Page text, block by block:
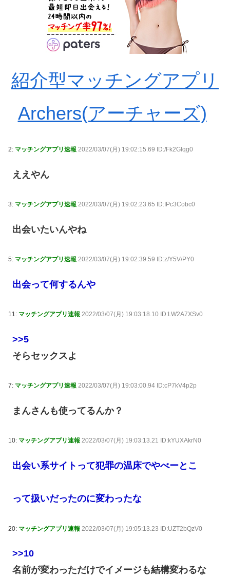
紹介型マッチングアプリ
Archers(アーチャーズ)
2: マッチングアプリ速報 2022/03/07(月) 19:02:15.69 ID:/Fk2Glqg0
ええやん
3: マッチングアプリ速報 2022/03/07(月) 19:02:23.65 ID:IPc3Cobc0
出会いたいんやね
5: マッチングアプリ速報 2022/03/07(月) 19:02:39.59 ID:z/Y5V/PY0
出会って何するんや
11: マッチングアプリ速報 2022/03/07(月) 19:03:18.10 ID:LW2A7XSv0
>>5
そらセックスよ
7: マッチングアプリ速報 2022/03/07(月) 19:03:00.94 ID:cP7kV4p2p
まんさんも使ってるんか？
10: マッチングアプリ速報 2022/03/07(月) 19:03:13.21 ID:kYUXAkrN0
出会い系サイトって犯罪の温床でやべーとこ
って扱いだったのに変わったな
20: マッチングアプリ速報 2022/03/07(月) 19:05:13.23 ID:UZT2bQzV0
>>10
名前が変わっただけでイメージも結構変わるな